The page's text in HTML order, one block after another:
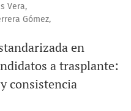
Vera,
Gómez,
en
a trasplante:
consistencia